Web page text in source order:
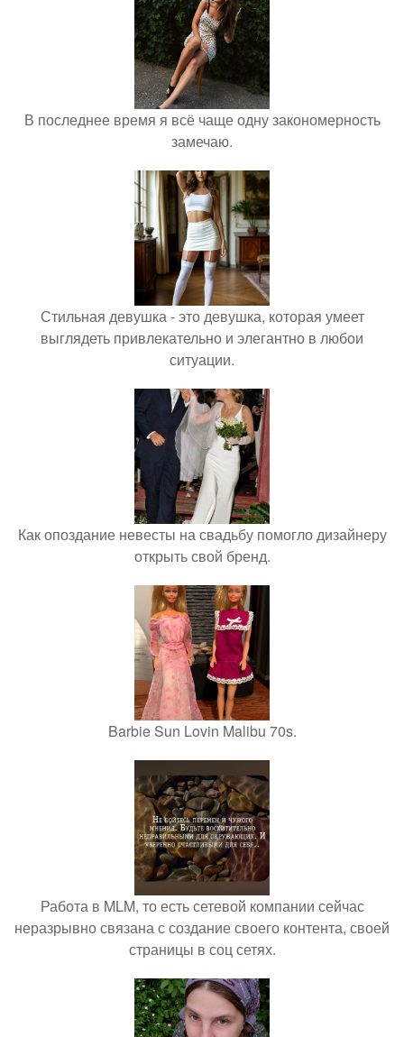
В последнее время я всё чаще одну закономерность
замечаю.
Стильная девушка - это девушка, которая умеет
выглядеть привлекательно и элегантно в любои
ситуации.
Как опоздание невесты на свадьбу помогло дизайнеру
открыть свой бренд.
Barbie Sun Lovin Malibu 70s.
Работа в MLM, то есть сетевой компании сейчас
неразрывно связана с создание своего контента, своей
страницы в соц сетях.